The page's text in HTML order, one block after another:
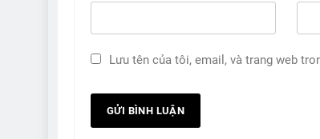
Lưu tên của tôi, email, và trang web